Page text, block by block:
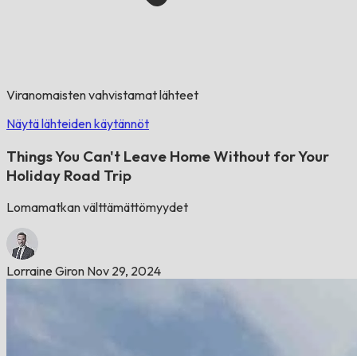
Viranomaisten vahvistamat lähteet
Näytä lähteiden käytännöt
Things You Can't Leave Home Without for Your
Holiday Road Trip
Lomamatkan välttämättömyydet
Lorraine Giron Nov 29, 2024